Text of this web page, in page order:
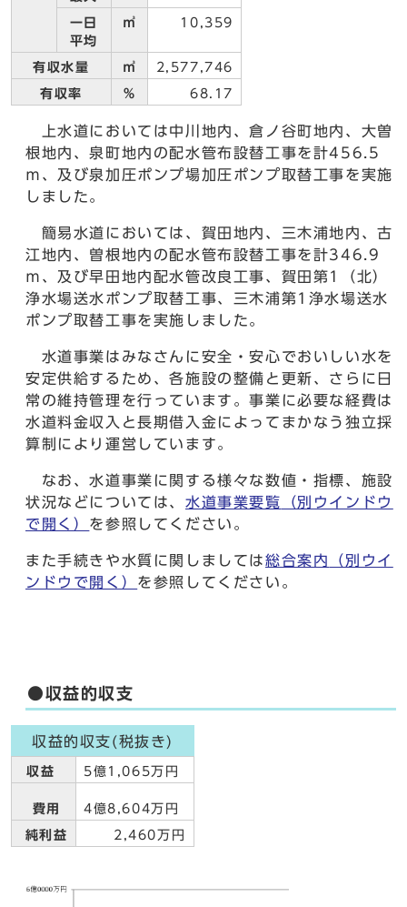
一日
平均
㎥ 10,359
有収水量 ㎥ 2,577,746
有収率 ％ 68.17
上水道においては中川地内、倉ノ谷町地内、大曽
根地内、泉町地内の配水管布設替工事を計456.5
ｍ、及び泉加圧ポンプ場加圧ポンプ取替工事を実施
しました。
簡易水道においては、賀田地内、三木浦地内、古
江地内、曽根地内の配水管布設替工事を計346.9
ｍ、及び早田地内配水管改良工事、賀田第1（北）
浄水場送水ポンプ取替工事、三木浦第1浄水場送水
ポンプ取替工事を実施しました。
水道事業はみなさんに安全・安心でおいしい水を
安定供給するため、各施設の整備と更新、さらに日
常の維持管理を行っています。事業に必要な経費は
水道料金収入と長期借入金によってまかなう独立採
算制により運営しています。
なお、水道事業に関する様々な数値・指標、施設
状況などについては、 水道事業要覧
（別ウインドウ
で開く） を参照してください。
また手続きや水質に関しましては総合案内
（別ウイ
ンドウで開く） を参照してください。
●収益的収支
収益的収支(税抜き)
収益 5億1,065万円
費用 4億8,604万円
純利益 2,460万円